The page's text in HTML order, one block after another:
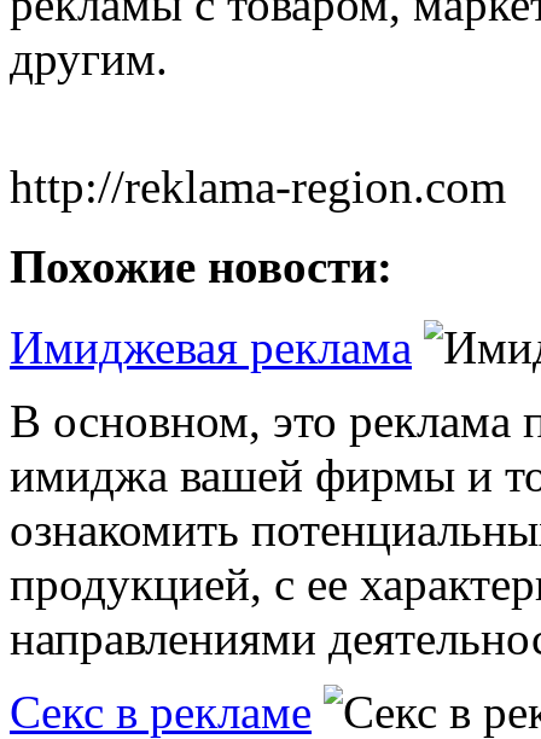
другим.
http://reklama-region.com
Похожие новости:
Имиджевая реклама
В основном, это реклама
имиджа вашей фирмы и
ознакомить
продукцией, с ее
направлениями
Секс в рекламе